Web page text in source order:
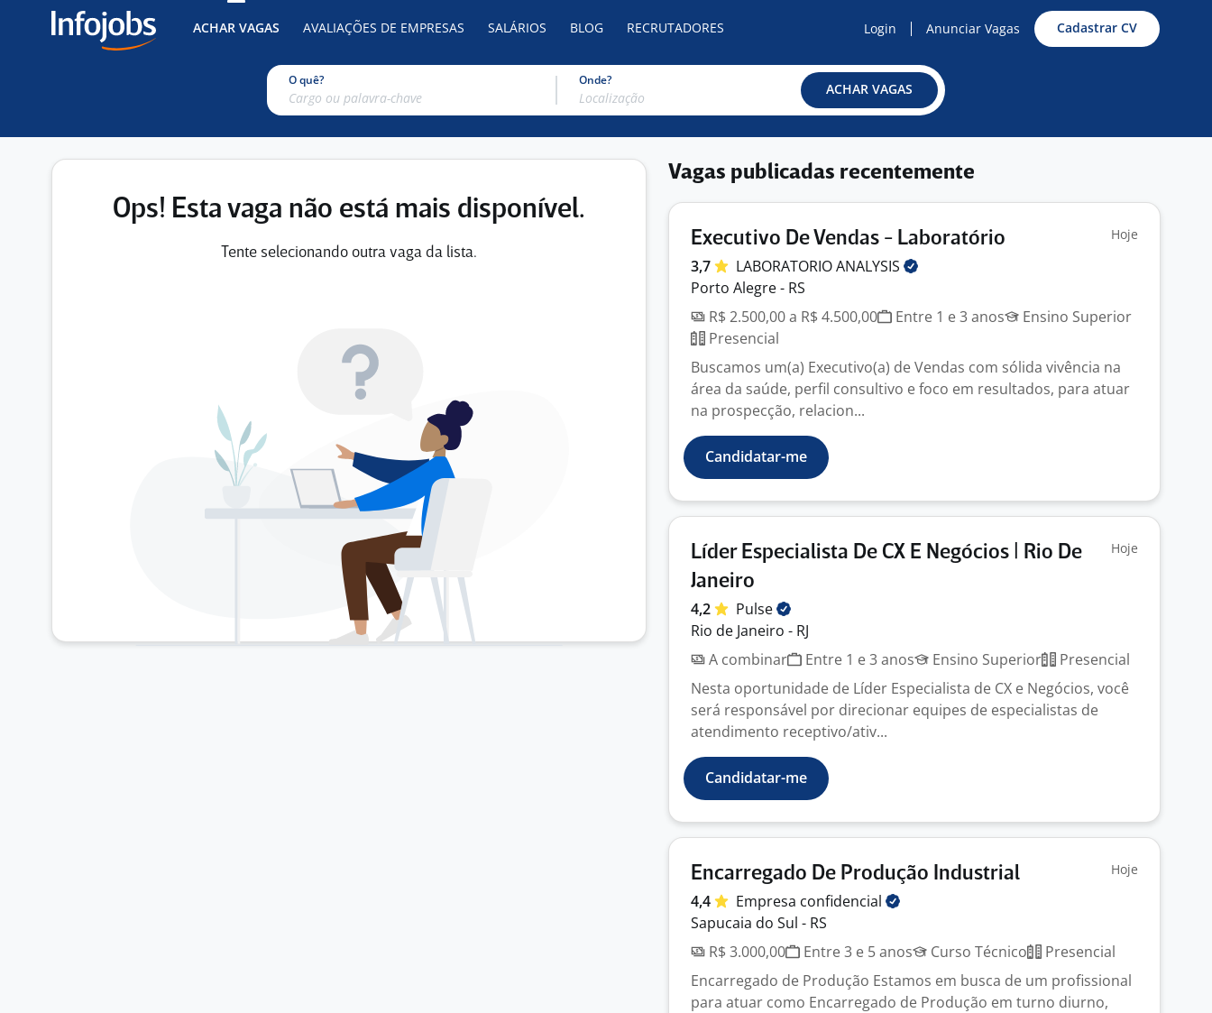
ACHAR VAGAS AVALIAÇÕES DE EMPRESAS SALÁRIOS BLOG RECRUTADORES Login Anunciar Vagas Cadastrar CV
O quê? Onde?
ACHAR VAGAS
Ops! Esta vaga não está mais disponível.
Tente selecionando outra vaga da lista.
Vagas publicadas recentemente
Executivo De Vendas - Laboratório Hoje
3,7 LABORATORIOANALYSIS
Porto Alegre - RS
R$ 2.500,00 a R$ 4.500,00
Entre 1 e 3 anos
Ensino Superior
Presencial
Buscamos um(a) Executivo(a) de Vendas com sólida vivência na
área da saúde, perfil consultivo e foco em resultados, para atuar
na prospecção, relacion...
Candidatar-me
Líder Especialista De CX E Negócios | Rio De
Janeiro
Hoje
4,2
Pulse
Rio de Janeiro - RJ
A combinar
Entre 1 e 3 anos Ensino Superior
Presencial
Nesta oportunidade de Líder Especialista de CX e Negócios, você
será responsável por direcionar equipes de especialistas de
atendimento receptivo/ativ...
Candidatar-me
Encarregado De Produção Industrial Hoje
4,4 Empresa confidencial
Sapucaia do Sul - RS
R$ 3.000,00
Entre 3 e 5 anos Curso Técnico
Presencial
Encarregado de Produção Estamos em busca de um profissional
para atuar como Encarregado de Produção em turno diurno,